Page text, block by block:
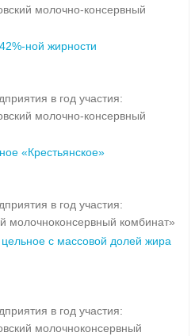
молочно-консервный
ной жирности
в год участия:
молочно-консервный
«Крестьянское»
в год участия:
молочноконсервный комбинат»
с массовой долей жира
в год участия:
молочноконсервный